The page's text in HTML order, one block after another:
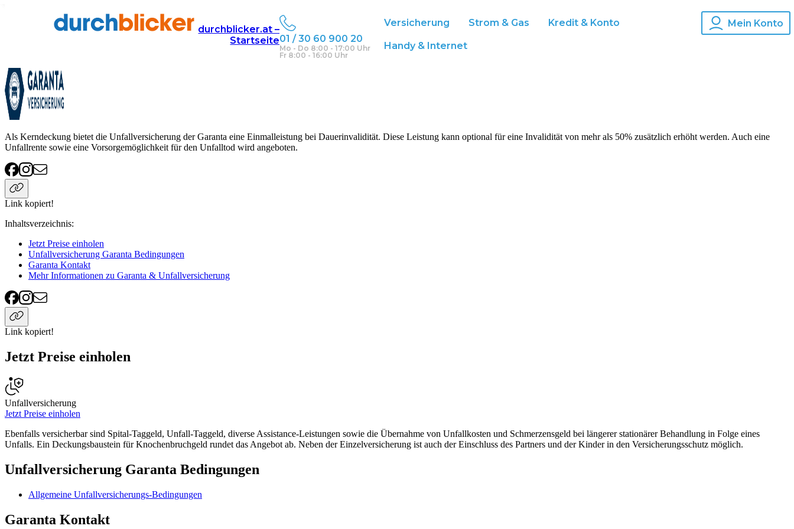
durchblicker.at –
Startseite01 / 30 60 900 20
Mo - Do 8:00 - 17:00 Uhr
Fr 8:00 - 16:00 Uhr
Versicherung Strom & Gas Kredit & Konto
Handy & Internet
Mein Konto
Versicherung unfallversicherung
Als Kerndeckung bietet die Unfallversicherung der Garanta eine Einmalleistung bei Dauerinvalidität. Diese Leistung kann optional für eine Invalidität von mehr als 50% zusätzlich erhöht werden. Auch eine
Unfallrente sowie eine Vorsorgemöglichkeit für den Unfalltod wird angeboten.
Link kopiert!
Inhaltsverzeichnis:
Jetzt Preise einholen
Unfallversicherung Garanta Bedingungen
Garanta Kontakt
Mehr Informationen zu Garanta & Unfallversicherung
Link kopiert!
Jetzt Preise einholen
Unfallversicherung
Jetzt Preise einholen
Ebenfalls versicherbar sind Spital-Taggeld, Unfall-Taggeld, diverse Assistance-Leistungen sowie die Übernahme von Unfallkosten und Schmerzensgeld bei längerer stationärer Behandlung in Folge eines
Unfalls. Ein Deckungsbaustein für Knochenbruchgeld rundet das Angebot ab. Neben der Einzelversicherung ist auch der Einschluss des Partners und der Kinder in den Versicherungsschutz möglich.
Unfallversicherung Garanta Bedingungen
Allgemeine Unfallversicherungs-Bedingungen
Garanta Kontakt